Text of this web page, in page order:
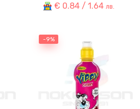
€ 0.84 / 1.64 лв.
-9%